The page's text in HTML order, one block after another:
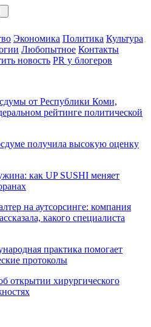
Экономика Политика Культура
Любопытное Контакты
новость PR у блогеров
от Республики Коми,
рейтинге политической
получила высокую оценку
как UP SUSHI меняет
на аутсорсинге: компания
какого специалиста
практика помогает
протоколы
открытии хирургического